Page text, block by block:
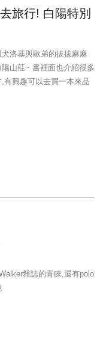
旅行! 白陽特別
洛基與歐弟的拔拔麻麻
山莊~ 書裡面也介紹很多
有興趣可以去買一本來品
雜誌的青睞,還有polo